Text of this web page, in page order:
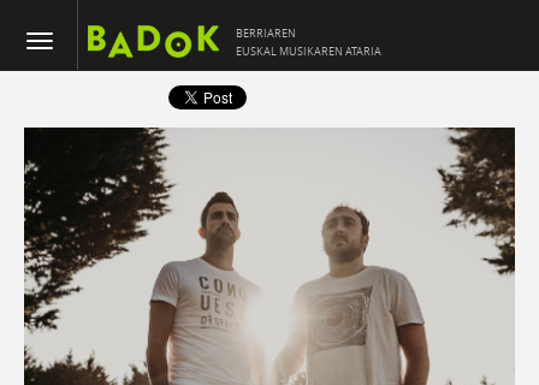
BERRIAREN
EUSKAL MUSIKAREN ATARIA